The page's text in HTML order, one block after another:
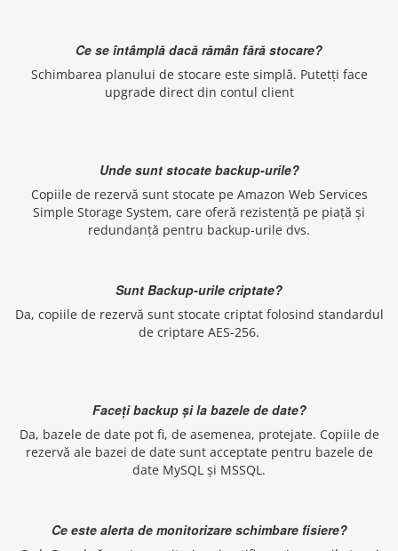
Ce se întâmplă dacă rămân fără stocare?
Schimbarea planului de stocare este simplă. Putetți face
upgrade direct din contul client
Unde sunt stocate backup-urile?
Copiile de rezervă sunt stocate pe Amazon Web Services
Simple Storage System, care oferă rezistență pe piață și
redundanță pentru backup-urile dvs.
Sunt Backup-urile criptate?
Da, copiile de rezervă sunt stocate criptat folosind standardul
de criptare AES-256.
Faceți backup și la bazele de date?
Da, bazele de date pot fi, de asemenea, protejate. Copiile de
rezervă ale bazei de date sunt acceptate pentru bazele de
date MySQL și MSSQL.
Ce este alerta de monitorizare schimbare fisiere?